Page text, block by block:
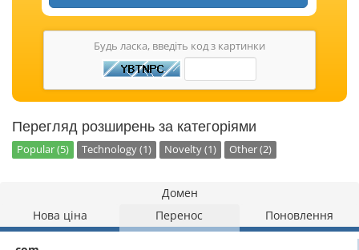
Будь ласка, введіть код з картинки
Перегляд розширень за категоріями
Popular (5) Technology (1) Novelty (1) Other (2)
Домен
Нова ціна
Перенос Поновлення